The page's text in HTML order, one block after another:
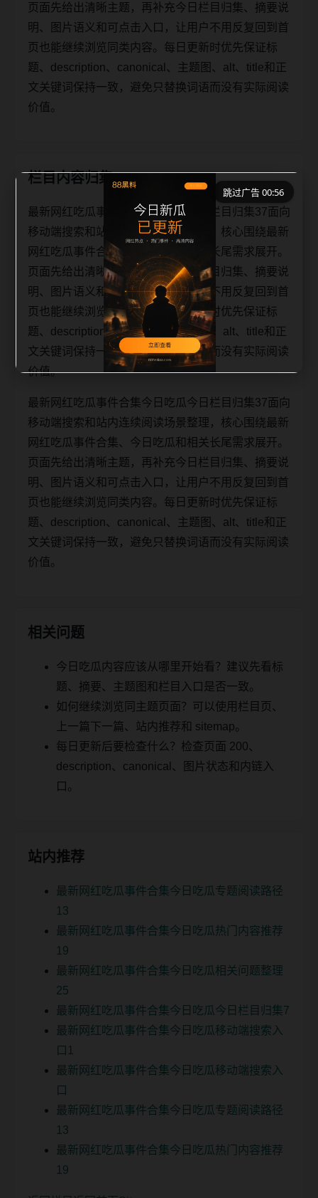
页面先给出清晰主题，再补充今日栏目归集、摘要说
明、图片语义和可点击入口，让用户不用反复回到首
页也能继续浏览同类内容。每日更新时优先保证标
题、description、canonical、主题图、alt、title和正
文关键词保持一致，避免只替换词语而没有实际阅读
价值。
栏目内容归集
最新网红吃瓜事件合集今日吃瓜今日栏目归集37面向
移动端搜索和站内连续阅读场景整理，核心围绕最新
网红吃瓜事件合集、今日吃瓜和相关长尾需求展开。
页面先给出清晰主题，再补充今日栏目归集、摘要说
明、图片语义和可点击入口，让用户不用反复回到首
页也能继续浏览同类内容。每日更新时优先保证标
题、description、canonical、主题图、alt、title和正
文关键词保持一致，避免只替换词语而没有实际阅读
价值。
最新网红吃瓜事件合集今日吃瓜今日栏目归集37面向
移动端搜索和站内连续阅读场景整理，核心围绕最新
网红吃瓜事件合集、今日吃瓜和相关长尾需求展开。
页面先给出清晰主题，再补充今日栏目归集、摘要说
明、图片语义和可点击入口，让用户不用反复回到首
页也能继续浏览同类内容。每日更新时优先保证标
题、description、canonical、主题图、alt、title和正
文关键词保持一致，避免只替换词语而没有实际阅读
价值。
相关问题
今日吃瓜内容应该从哪里开始看？建议先看标
题、摘要、主题图和栏目入口是否一致。
如何继续浏览同主题页面？可以使用栏目页、
上一篇下一篇、站内推荐和 sitemap。
每日更新后要检查什么？检查页面 200、
description、canonical、图片状态和内链入
口。
站内推荐
最新网红吃瓜事件合集今日吃瓜专题阅读路径
13
最新网红吃瓜事件合集今日吃瓜热门内容推荐
19
最新网红吃瓜事件合集今日吃瓜相关问题整理
25
最新网红吃瓜事件合集今日吃瓜今日栏目归集7
最新网红吃瓜事件合集今日吃瓜移动端搜索入
口1
最新网红吃瓜事件合集今日吃瓜移动端搜索入
口
最新网红吃瓜事件合集今日吃瓜专题阅读路径
13
最新网红吃瓜事件合集今日吃瓜热门内容推荐
19
跳过广告 00:55